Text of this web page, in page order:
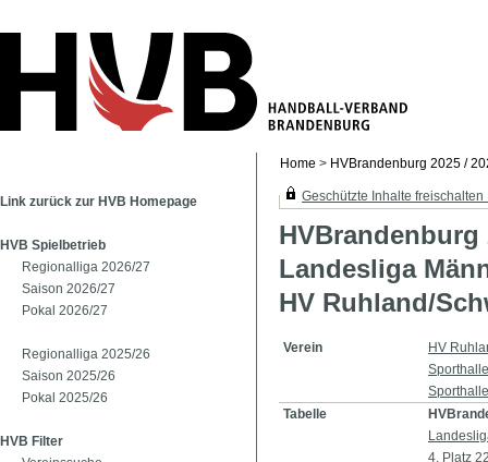
Home > HVBrandenburg 2025 /
Link zurück zur HVB Homepage
HVB Spielbetrieb
Regionalliga 2026/27
Saison 2026/27
Pokal 2026/27
Regionalliga 2025/26
Saison 2025/26
Pokal 2025/26
HVB Filter
Geschützte Inhalte freischalten
HVBrandenburg
Landesliga
HV Ruhland/
Verein
HV
Tabelle
4. Platz